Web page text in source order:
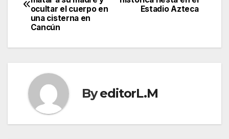
navigation
Estadio Azteca
ocultar el cuerpo en
una cisterna en
Cancún
ByeditorL.M